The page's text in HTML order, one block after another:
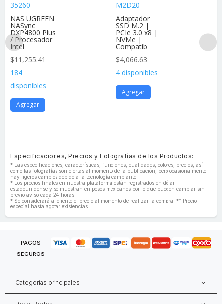
35260
NAS UGREEN
NASync
DXP4800 Plus
/ Procesador
Intel
$11,255.41
184
disponibles
Agregar
M2D20
Adaptador
SSD M.2 |
PCIe 3.0 x8 |
NVMe |
Compatib
$4,066.63
4 disponibles
Agregar
Especificaciones, Precios y Fotografías de los Productos:
* Las especificaciones, características, funciones, cualidades, colores, precios, así
como las fotografías son ciertas al momento de la publicación, pero ocasionalmente
hay ligeros cambios debido a la tecnología cambiante.
* Los precios finales en nuestra plataforma están registrados en dólar
estadounidense y se muestran en pesos mexicanos por lo que pueden cambiar sin
previo aviso cada 24 horas.
* Se considerará al cliente el precio al momento de realizar la compra. ** Precio
especial hasta agotar existencias.
PAGOS
SEGUROS
Categorías principales